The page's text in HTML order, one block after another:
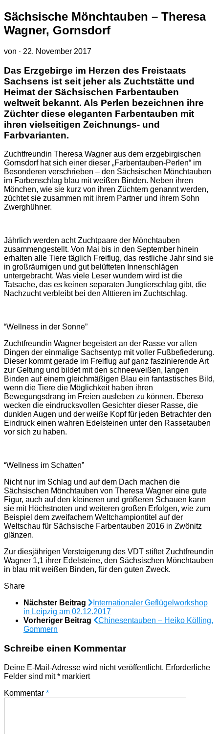
Sächsische Mönchtauben – Theresa
Wagner, Gornsdorf
von · 22. November 2017
Das Erzgebirge im Herzen des Freistaats
Sachsens ist seit jeher als Zuchtstätte und
Heimat der Sächsischen Farbentauben
weltweit bekannt. Als Perlen bezeichnen ihre
Züchter diese eleganten Farbentauben mit
ihren vielseitigen Zeichnungs- und
Farbvarianten.
Zuchtfreundin Theresa Wagner aus dem erzgebirgischen
Gornsdorf hat sich einer dieser „Farbentauben-Perlen“ im
Besonderen verschrieben – den Sächsischen Mönchtauben
im Farbenschlag blau mit weißen Binden. Neben ihren
Mönchen, wie sie kurz von ihren Züchtern genannt werden,
züchtet sie zusammen mit ihrem Partner und ihrem Sohn
Zwerghühner.
Jährlich werden acht Zuchtpaare der Mönchtauben
zusammengestellt. Von Mai bis in den September hinein
erhalten alle Tiere täglich Freiflug, das restliche Jahr sind sie
in großräumigen und gut belüfteten Innenschlägen
untergebracht. Was viele Leser wundern wird ist die
Tatsache, das es keinen separaten Jungtierschlag gibt, die
Nachzucht verbleibt bei den Alttieren im Zuchtschlag.
“Wellness in der Sonne”
Zuchtfreundin Wagner begeistert an der Rasse vor allen
Dingen der einmalige Sachsentyp mit voller Fußbefiederung.
Dieser kommt gerade im Freiflug auf ganz faszinierende Art
zur Geltung und bildet mit den schneeweißen, langen
Binden auf einem gleichmäßigen Blau ein fantastisches Bild,
wenn die Tiere die Möglichkeit haben ihren
Bewegungsdrang im Freien ausleben zu können. Ebenso
wecken die eindrucksvollen Gesichter dieser Rasse, die
dunklen Augen und der weiße Kopf für jeden Betrachter den
Eindruck einen wahren Edelsteinen unter den Rassetauben
vor sich zu haben.
“Wellness im Schatten”
Nicht nur im Schlag und auf dem Dach machen die
Sächsischen Mönchtauben von Theresa Wagner eine gute
Figur, auch auf den kleineren und größeren Schauen kann
sie mit Höchstnoten und weiteren großen Erfolgen, wie zum
Beispiel dem zweifachem Weltchampiontitel auf der
Weltschau für Sächsische Farbentauben 2016 in Zwönitz
glänzen.
Zur diesjährigen Versteigerung des VDT stiftet Zuchtfreundin
Wagner 1,1 ihrer Edelsteine, den Sächsischen Mönchtauben
in blau mit weißen Binden, für den guten Zweck.
Share
Nächster Beitrag
Internationaler Geflügelworkshop
in Leipzig am 02.12.2017
Vorheriger Beitrag
Chinesentauben – Heiko Kölling,
Gommern
Schreibe einen Kommentar
Deine E-Mail-Adresse wird nicht veröffentlicht. Erforderliche
Felder sind mit* markiert
Kommentar *